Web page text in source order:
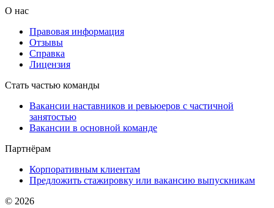
О нас
Правовая информация
Отзывы
Справка
Лицензия
Стать частью команды
Вакансии наставников и ревьюеров с частичной
занятостью
Вакансии в основной команде
Партнёрам
Корпоративным клиентам
Предложить стажировку или вакансию выпускникам
© 2026